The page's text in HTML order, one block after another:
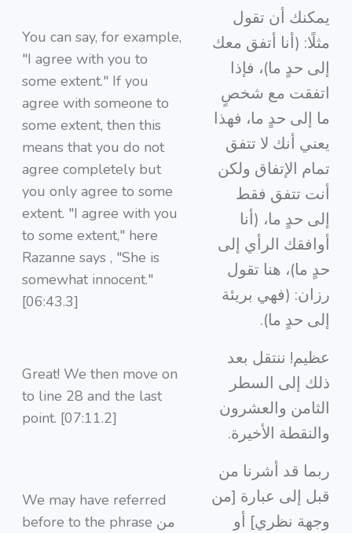
You can say, for example,
"I agree with you to
some extent." If you
agree with someone to
some extent, then this
means that you do not
agree completely but
you only agree to some
extent. "I agree with you
to some extent," here
Razanne says , "She is
somewhat innocent."
[06:43.3]
يمكنك أن تقول
مثلًا: (أنا أتفق معك
إلى حدٍ ما)، فإذا
اتفقت مع شخصٍ
ما إلى حدٍ ما، فهذا
يعني أنك لا تتفق
تمام الإتفاق ولكن
أنت تتفق فقط
إلى حدٍ ما، (أنا
أوافقك الرأي إلى
حدٍ ما)، هنا تقول
رزان: (فهي بريئة
إلى حدٍ ما).
Great! We then move on
to line 28 and the last
point. [07:11.2]
عظيم! ننتقل بعد
ذلك إلى السطر
الثامن والعشرون
والنقطة الأخيرة.
We may have referred
before to the phrase من
ربما قد أشرنا من
قبل إلى عبارة [من
وجهة نظري] أو